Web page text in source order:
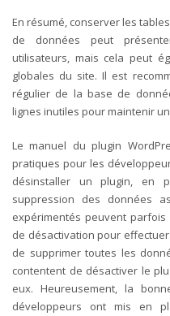
En résumé, conserver les
de données peut
utilisateurs, mais cela peut
globales du site. Il est
régulier de la base de
lignes inutiles pour maintenir
Le manuel du plugin
pratiques pour les
désinstaller un plugin, en
suppression des données
expérimentés peuvent parfois
de désactivation pour
de supprimer toutes les
contentent de désactiver le
eux. Heureusement, la
développeurs ont mis en